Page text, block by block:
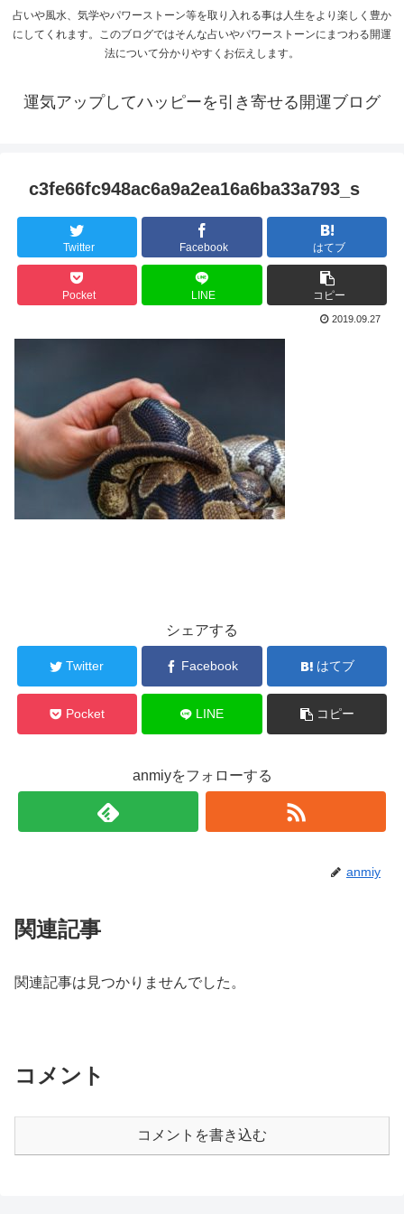
占いや風水、気学やパワーストーン等を取り入れる事は人生をより楽しく豊か
にしてくれます。このブログではそんな占いやパワーストーンにまつわる開運
法について分かりやすくお伝えします。
運気アップしてハッピーを引き寄せる開運ブログ
c3fe66fc948ac6a9a2ea16a6ba33a793_s
Twitter Facebook はてブ
Pocket LINE コピー
2019.09.27
シェアする
Twitter Facebook はてブ
Pocket LINE コピー
anmiyをフォローする
anmiy
関連記事
関連記事は見つかりませんでした。
コメント
コメントを書き込む